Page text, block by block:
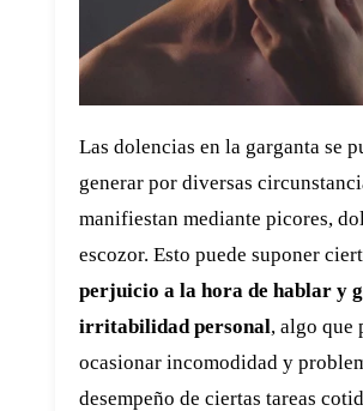
Las dolencias en la garganta se
generar por diversas
manifiestan mediante picores,
escozor. Esto puede suponer
perjuicio a la hora de hablar y
irritabilidad personal, algo que
ocasionar incomodidad y
desempeño de ciertas tareas